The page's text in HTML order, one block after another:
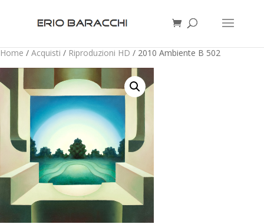
Home / Acquisti / Riproduzioni HD / 2010 Ambiente B 502